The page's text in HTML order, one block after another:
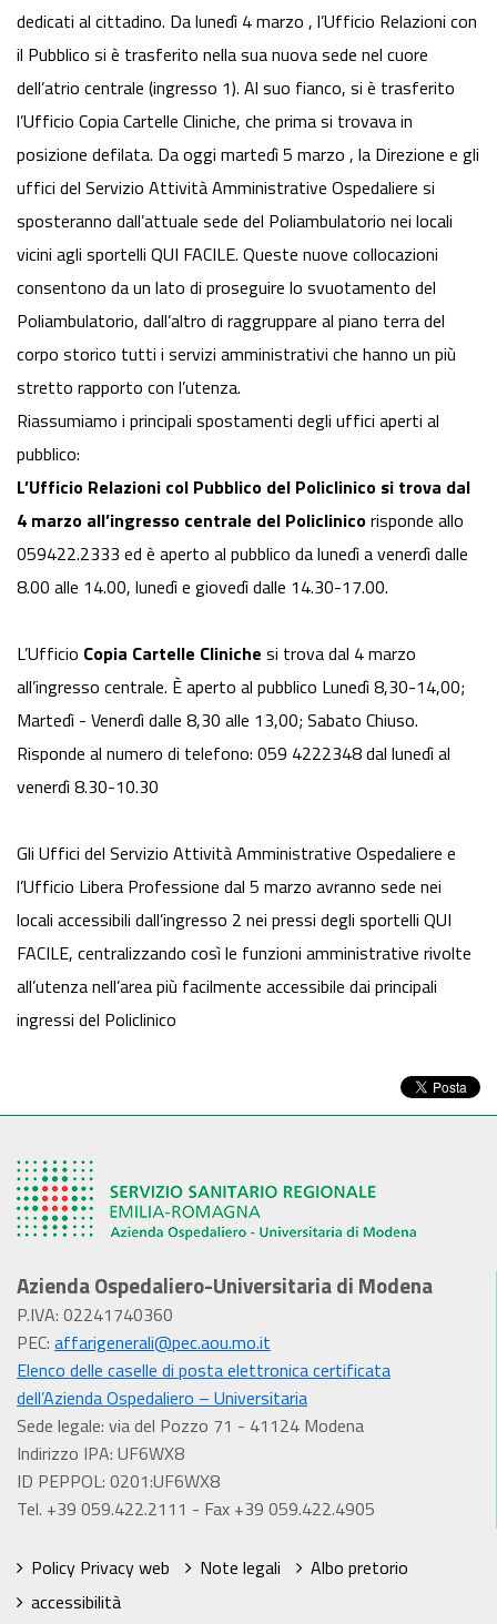
dedicati al cittadino. Da lunedì 4 marzo , l’Ufficio Relazioni con
il Pubblico si è trasferito nella sua nuova sede nel cuore
dell’atrio centrale (ingresso 1). Al suo fianco, si è trasferito
l’Ufficio Copia Cartelle Cliniche, che prima si trovava in
posizione defilata. Da oggi martedì 5 marzo , la Direzione e gli
uffici del Servizio Attività Amministrative Ospedaliere si
sposteranno dall’attuale sede del Poliambulatorio nei locali
vicini agli sportelli QUI FACILE. Queste nuove collocazioni
consentono da un lato di proseguire lo svuotamento del
Poliambulatorio, dall’altro di raggruppare al piano terra del
corpo storico tutti i servizi amministrativi che hanno un più
stretto rapporto con l’utenza.
Riassumiamo i principali spostamenti degli uffici aperti al
pubblico:
L’Ufficio Relazioni col Pubblico del Policlinico si trova dal
4 marzo all’ingresso centrale del Policlinicorisponde allo
059422.2333 ed è aperto al pubblico da lunedì a venerdì dalle
8.00 alle 14.00, lunedì e giovedì dalle 14.30-17.00.
L’Ufficio Copia Cartelle Cliniche si trova dal 4 marzo
all’ingresso centrale. È aperto al pubblico Lunedì 8,30-14,00;
Martedì - Venerdì dalle 8,30 alle 13,00; Sabato Chiuso.
Risponde al numero di telefono: 059 4222348 dal lunedì al
venerdì 8.30-10.30
Gli Uffici del Servizio Attività Amministrative Ospedaliere e
l’Ufficio Libera Professione dal 5 marzo avranno sede nei
locali accessibili dall’ingresso 2 nei pressi degli sportelli QUI
FACILE, centralizzando così le funzioni amministrative rivolte
all’utenza nell’area più facilmente accessibile dai principali
ingressi del Policlinico
Azienda Ospedaliero-Universitaria di Modena
P.IVA: 02241740360
PEC: affarigenerali@pec.aou.mo.it
Elenco delle caselle di posta elettronica certificata
dell’Azienda Ospedaliero – Universitaria
Sede legale: via del Pozzo 71 - 41124 Modena
Indirizzo IPA: UF6WX8
ID PEPPOL: 0201:UF6WX8
Tel. +39 059.422.2111 - Fax +39 059.422.4905
Policy Privacy web Note legali
Albo pretorio
accessibilità